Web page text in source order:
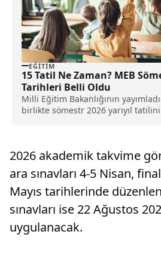
EĞITIM
15 Tatil Ne Zaman? MEB
Tarihleri Belli Oldu
Milli Eğitim Bakanlığının
birlikte sömestr 2026 yarıyıl
2026 akademik takvime
ara sınavları 4-5 Nisan,
Mayıs tarihlerinde
sınavları ise 22 Ağustos
uygulanacak.